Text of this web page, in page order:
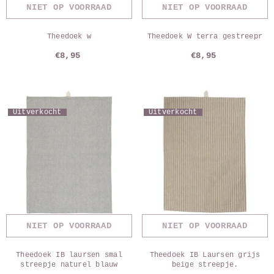
NIET OP VOORRAAD
Theedoek w
€8,95
NIET OP VOORRAAD
Theedoek W terra gestreepr
€8,95
Uitverkocht
NIET OP VOORRAAD
Theedoek IB laursen smal
streepje naturel blauw
Uitverkocht
NIET OP VOORRAAD
Theedoek IB Laursen grijs
beige streepje.